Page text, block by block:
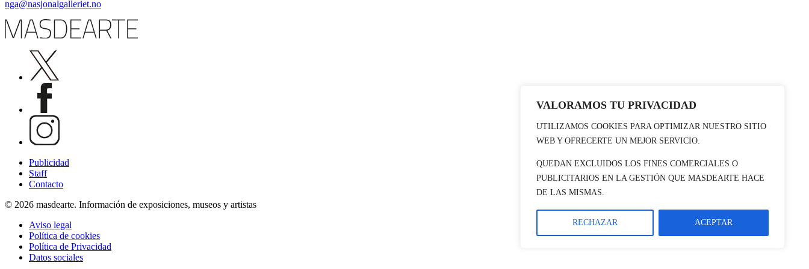
VALORAMOS TU PRIVACIDAD
UTILIZAMOS COOKIES PARA OPTIMIZAR NUESTRO SITIO
WEB Y OFRECERTE UN MEJOR SERVICIO.
QUEDAN EXCLUIDOS LOS FINES COMERCIALES O
PUBLICITARIOS EN LA GESTIÓN QUE MASDEARTE HACE
DE LAS MISMAS.
RECHAZAR ACEPTAR
nga@nasjonalgalleriet.no
Publicidad
Staff
Contacto
© 2026 masdearte. Información de exposiciones, museos y artistas
Aviso legal
Política de cookies
Política de Privacidad
Datos sociales